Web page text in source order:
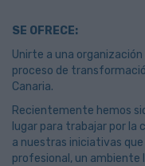
SE OFRECE:
Unirte a una
proceso de
Canaria.
Recientemente hemos
lugar para trabajar por la
a nuestras iniciativas
profesional, un ambiente